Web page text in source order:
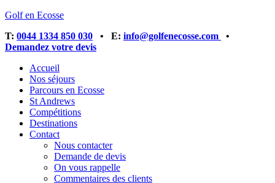
Golf en Ecosse
T: 0044 1334 850 030 • E: info@golfenecosse.com
•
Demandez votre devis
Accueil
Nos séjours
Parcours en Ecosse
St Andrews
Compétitions
Destinations
Contact
Nous contacter
Demande de devis
On vous rappelle
Commentaires des clients